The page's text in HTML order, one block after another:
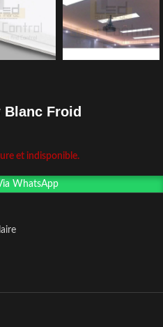
Blanc Froid
et indisponible.
WhatsApp